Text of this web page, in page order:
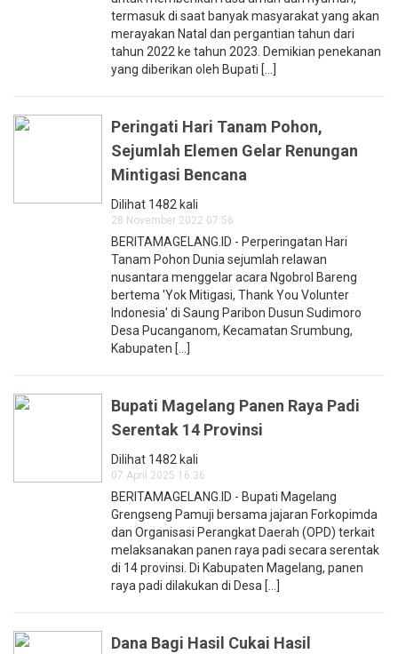
termasuk di saat banyak masyarakat yang akan
merayakan Natal dan pergantian tahun dari
tahun 2022 ke tahun 2023. Demikian penekanan
yang diberikan oleh Bupati [...]
Peringati Hari Tanam Pohon,
Sejumlah Elemen Gelar Renungan
Mintigasi Bencana
Dilihat 1482 kali
28 November 2022 07:56
BERITAMAGELANG.ID - Perperingatan Hari
Tanam Pohon Dunia sejumlah relawan
nusantara menggelar acara Ngobrol Bareng
bertema 'Yok Mitigasi, Thank You Volunter
Indonesia' di Saung Paribon Dusun Sudimoro
Desa Pucanganom, Kecamatan Srumbung,
Kabupaten [...]
Bupati Magelang Panen Raya Padi
Serentak 14 Provinsi
Dilihat 1482 kali
07 April 2025 16:36
BERITAMAGELANG.ID - Bupati Magelang
Grengseng Pamuji bersama jajaran Forkopimda
dan Organisasi Perangkat Daerah (OPD) terkait
melaksanakan panen raya padi secara serentak
di 14 provinsi. Di Kabupaten Magelang, panen
raya padi dilakukan di Desa [...]
Dana Bagi Hasil Cukai Hasil